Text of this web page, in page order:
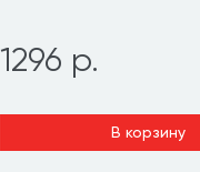
1296 р.
В корзину